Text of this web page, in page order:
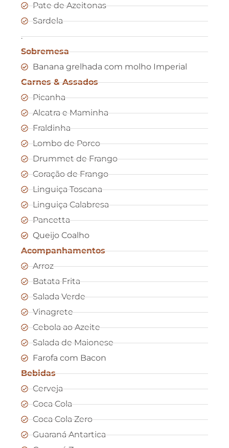
Pate de Azeitonas
Sardela
.
Sobremesa
Banana grelhada com molho Imperial
Carnes & Assados
Picanha
Alcatra e Maminha
Fraldinha
Lombo de Porco
Drummet de Frango
Coração de Frango
Linguiça Toscana
Linguiça Calabresa
Pancetta
Queijo Coalho
Acompanhamentos
Arroz
Batata Frita
Salada Verde
Vinagrete
Cebola ao Azeite
Salada de Maionese
Farofa com Bacon
Bebidas
Cerveja
Coca Cola
Coca Cola Zero
Guaraná Antartica